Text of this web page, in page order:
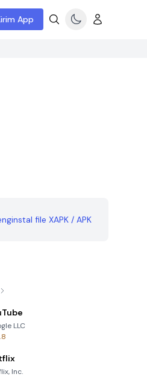
App
file XAPK / APK
LLC
Inc.